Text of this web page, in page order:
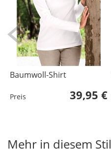
Baumwoll-Shirt
Preis 39,95 €
Mehr in diesem Stil